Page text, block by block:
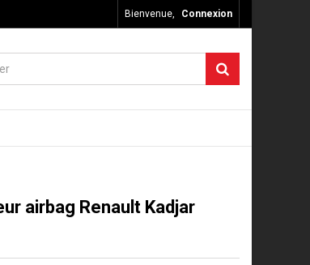
Bienvenue, Connexion
airbag Renault Kadjar